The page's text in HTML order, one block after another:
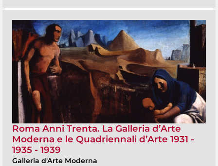
Roma Anni Trenta. La Galleria d’Arte
Moderna e le Quadriennali d’Arte 1931 -
1935 - 1939
Galleria d'Arte Moderna